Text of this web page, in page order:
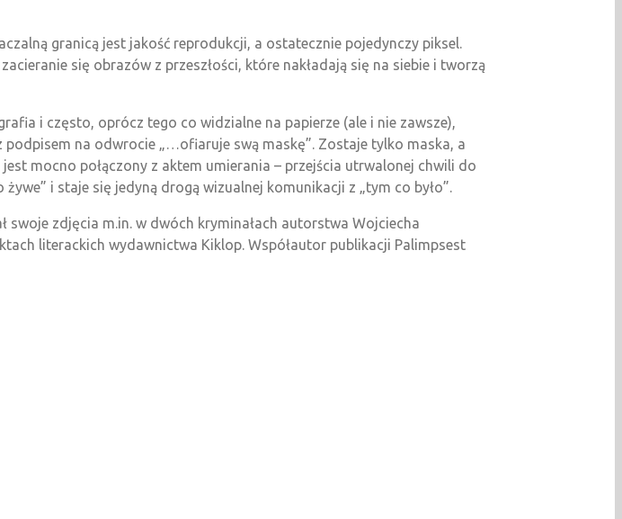
granicą jest jakość reprodukcji, a ostatecznie pojedynczy piksel.
się obrazów z przeszłości, które nakładają się na siebie i tworzą
i często, oprócz tego co widzialne na papierze (ale i nie zawsze),
na odwrocie „…ofiaruje swą maskę”. Zostaje tylko maska, a
mocno połączony z aktem umierania – przejścia utrwalonej chwili do
i staje się jedyną drogą wizualnej komunikacji z „tym co było”.
zdjęcia m.in. w dwóch kryminałach autorstwa Wojciecha
literackich wydawnictwa Kiklop. Współautor publikacji Palimpsest